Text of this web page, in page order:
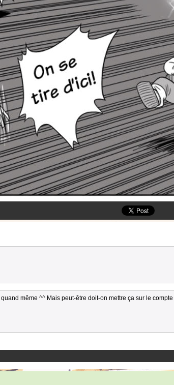
même ^^ Mais peut-être doit-on mettre ça sur le